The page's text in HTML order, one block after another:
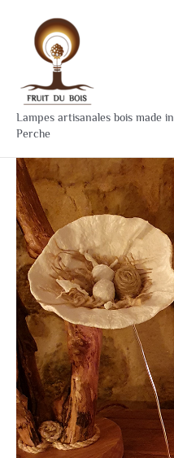
contenu
Lampes artisanales bois made in
Perche